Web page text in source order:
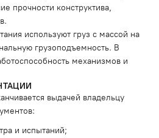
прочности конструктива,
используют груз с массой на
грузоподъемность. В
механизмов и
выдачей владельцу
и испытаний;